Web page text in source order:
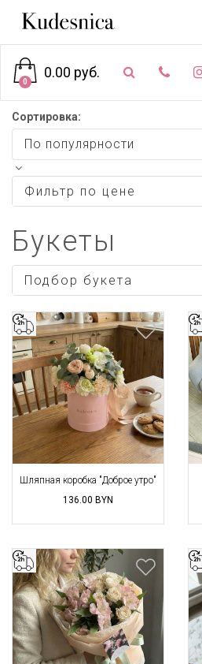
0
0.00 руб.
Сортировка:
По популярности
Фильтр по цене
Букеты
Подбор букета
Шляпная коробка "Доброе утро"
136.00 BYN